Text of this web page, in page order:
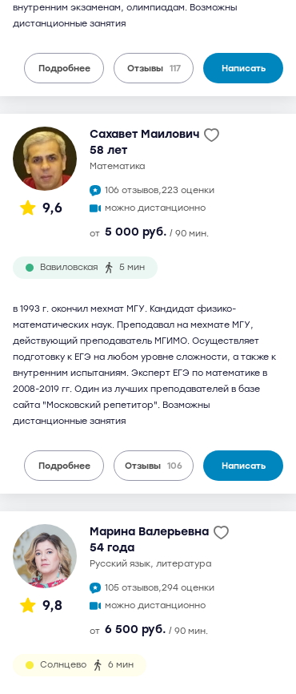
внутренним экзаменам, олимпиадам. Возможны
дистанционные занятия
Подробнее Отзывы 117 Написать
9,6
Сахавет Маилович
58 лет
математика
106 отзывов,223 оценки
можно дистанционно
от 5 000 руб. / 90 мин.
Вавиловская 5 мин
в 1993 г. окончил мехмат МГУ. Кандидат физико-
математических наук. Преподавал на мехмате МГУ,
действующий преподаватель МГИМО. Осуществляет
подготовку к ЕГЭ на любом уровне сложности, а также к
внутренним испытаниям. Эксперт ЕГЭ по математике в
2008-2019 гг. Один из лучших преподавателей в базе
сайта "Московский репетитор". Возможны
дистанционные занятия
Подробнее Отзывы 106 Написать
9,8
Марина Валерьевна
54 года
русский язык, литература
105 отзывов,294 оценки
можно дистанционно
от 6 500 руб. / 90 мин.
Солнцево 6 мин